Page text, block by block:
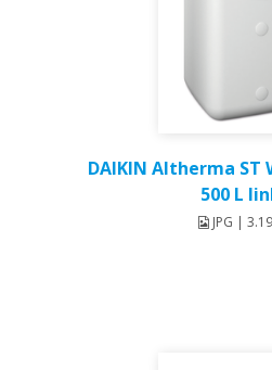
DAIKIN Altherma ST
500 L
JPG |